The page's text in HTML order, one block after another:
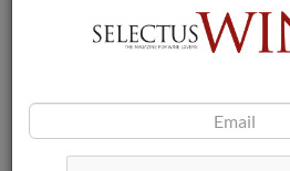
Apúntame
100% seguro. Nunca te enviaremos